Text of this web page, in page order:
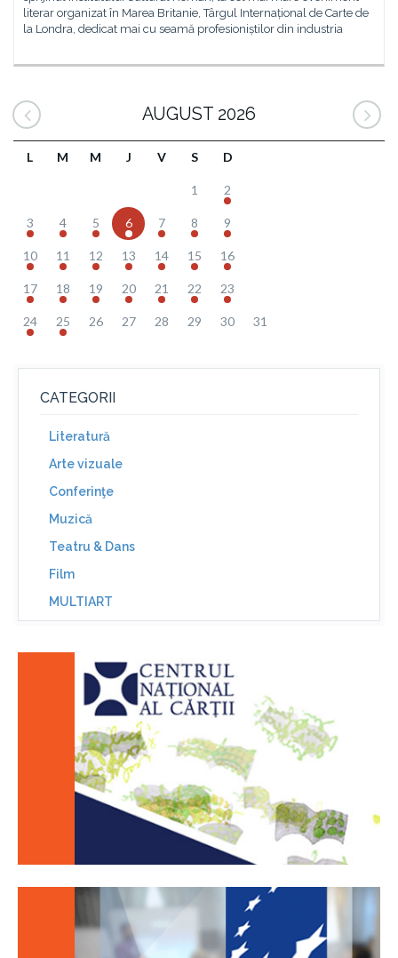
literar organizat în Marea Britanie, Târgul Internațional de Carte de
la Londra, dedicat mai cu seamă profesioniștilor din industria
AUGUST 2026
L M M J V S D
1 2
3 4 5 6 7 8 9
10 11 12 13 14 15 16
17 18 19 20 21 22 23
24 25 26 27 28 29 30 31
CATEGORII
Literatură
Arte vizuale
Conferinţe
Muzică
Teatru & Dans
Film
MULTIART